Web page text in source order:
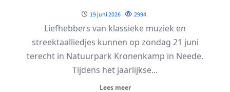
19 juni 2026 2994
Liefhebbers van klassieke muziek en
streektaalliedjes kunnen op zondag 21 juni
terecht in Natuurpark Kronenkamp in Neede.
Tijdens het jaarlijkse...
Lees meer